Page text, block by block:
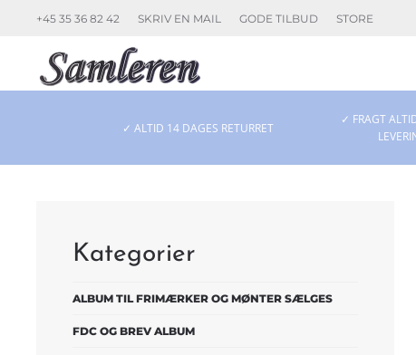
Skip to main content
+45 35 36 82 42 SKRIV EN MAIL GODE TILBUD STORE
✓ ALTID 14 DAGES RETURRET
✓ FRAGT
Kategorier
ALBUM TIL FRIMÆRKER OG MØNTER SÆLGES
FDC OG BREV ALBUM